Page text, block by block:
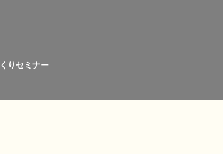
りセミナー